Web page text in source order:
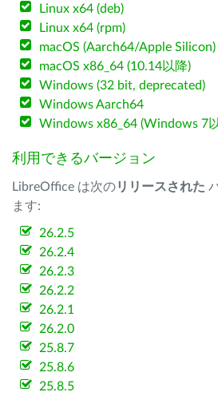
Linux x64 (deb)
Linux x64 (rpm)
macOS (Aarch64/Apple Silicon)
macOS x86_64 (10.14以降)
Windows (32 bit, deprecated)
Windows Aarch64
Windows x86_64 (Windows 7
利用できるバージョン
LibreOffice は次のリリースされた
ます:
26.2.5
26.2.4
26.2.3
26.2.2
26.2.1
26.2.0
25.8.7
25.8.6
25.8.5